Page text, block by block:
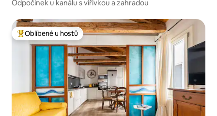
Odpočinek u kanálu s vířivkou a zahradou
Nejlepší v kategorii Oblíbené u hostů
Oblíbené u hostů